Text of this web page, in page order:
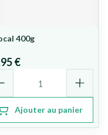
400g
€
Ajouter au panier